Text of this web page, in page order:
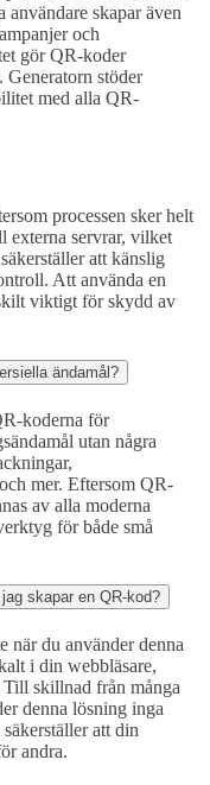
skapar även
och
gör QR-koder
Generatorn stöder
med alla QR-
processen sker helt
externa servrar, vilket
att känslig
Att använda en
viktigt för skydd av
ändamål?
koderna för
utan några
mer. Eftersom QR-
av alla moderna
för både små
skapar en QR-kod?
när du använder denna
i din webbläsare,
Till skillnad från många
denna lösning inga
att din
andra.